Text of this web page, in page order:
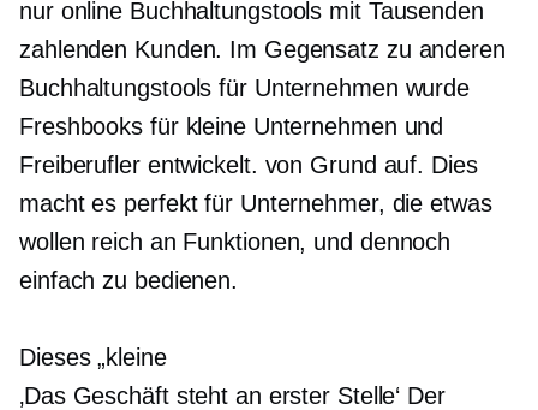
nur online Buchhaltungstools mit Tausenden
zahlenden Kunden. Im Gegensatz zu anderen
Buchhaltungstools für Unternehmen wurde
Freshbooks für kleine Unternehmen und
Freiberufler entwickelt. von Grund auf. Dies
macht es perfekt für Unternehmer, die etwas
wollen reich an Funktionen, und dennoch
einfach zu bedienen.
Dieses „kleine
‚Das Geschäft steht an erster Stelle‘ Der